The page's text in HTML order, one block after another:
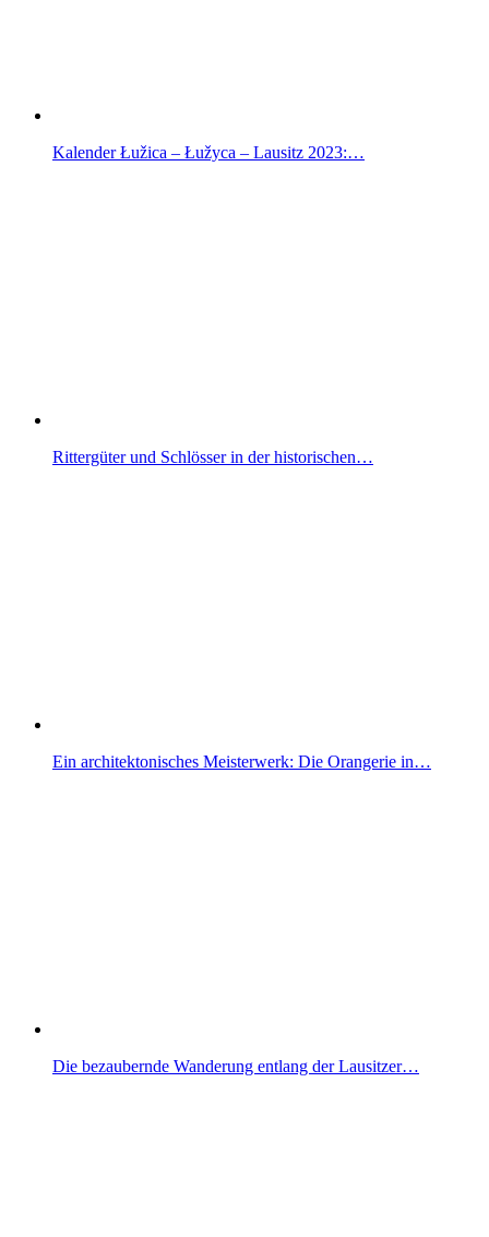
Kalender Łužica – Łužyca – Lausitz 2023:…
Rittergüter und Schlösser in der historischen…
Ein architektonisches Meisterwerk: Die Orangerie in…
Die bezaubernde Wanderung entlang der Lausitzer…